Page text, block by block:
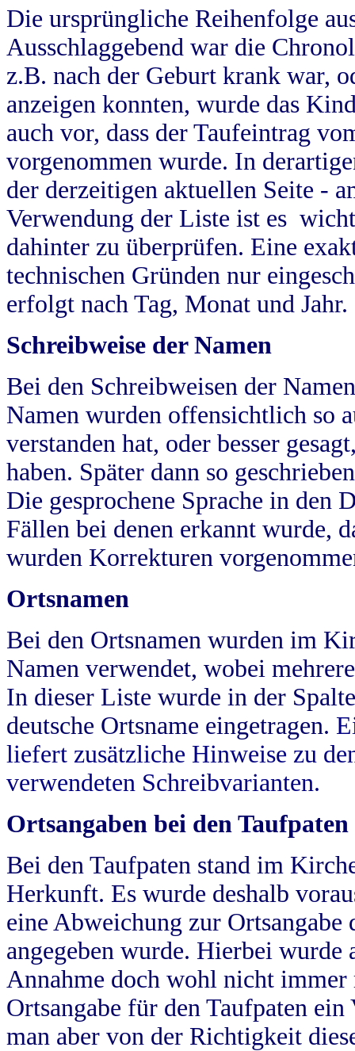
Die ursprüngliche Reihenfolge
Ausschlaggebend war die
z.B. nach der Geburt krank war,
anzeigen konnten, wurde das
auch vor, dass der Taufeintrag
vorgenommen wurde. In
der derzeitigen aktuellen Seite -
Verwendung der Liste ist es
dahinter zu überprüfen. Eine
technischen Gründen nur
erfolgt nach Tag, Monat und Jahr.
Schreibweise der Namen
Bei den Schreibweisen der
Namen wurden offensichtlich so
verstanden hat, oder besser
haben. Später dann so
Die gesprochene Sprache in
Fällen bei denen erkannt wurde,
wurden Korrekturen
Ortsnamen
Bei den Ortsnamen wurden im
Namen verwendet, wobei
In dieser Liste wurde in der
deutsche Ortsname eingetragen.
liefert zusätzliche Hinweise zu
verwendeten Schreibvarianten.
Ortsangaben bei den Taufpaten
Bei den Taufpaten stand im
Herkunft. Es wurde deshalb
eine Abweichung zur
angegeben wurde. Hierbei wurde
Annahme doch wohl nicht
Ortsangabe für den Taufpaten
man aber von der Richtigkeit